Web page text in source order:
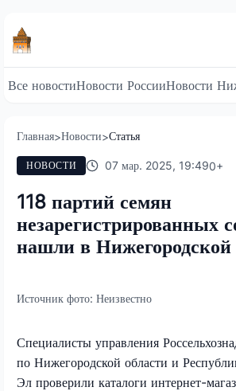
Все новостиНовости РоссииНовости
Главная>Новости>Статья
НОВОСТИ 07 мар. 2025, 19:490+
118 партий семян
незарегистрированных
нашли в Нижегородской
Источник фото: Неизвестно
Специалисты управления
по Нижегородской области и
Эл проверили каталоги интернет-